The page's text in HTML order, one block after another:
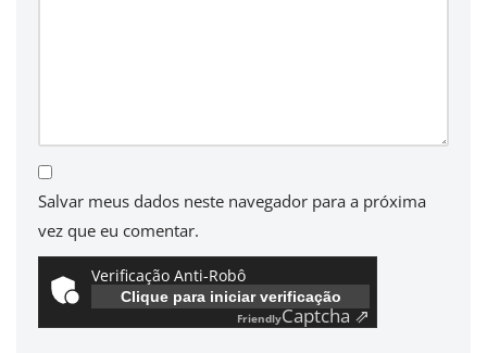
Salvar meus dados neste navegador para a próxima
vez que eu comentar.
Verificação Anti-Robô
Clique para iniciar verificação
FriendlyCaptcha ⇗